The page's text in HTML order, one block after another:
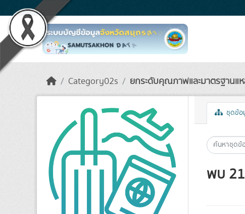
Skip to main content
Category02s ยกระดับคุณภาพและมาตรฐานแ
ชุดข้อ
พบ